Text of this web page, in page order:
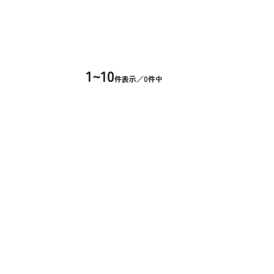
1~10件表示／0件中